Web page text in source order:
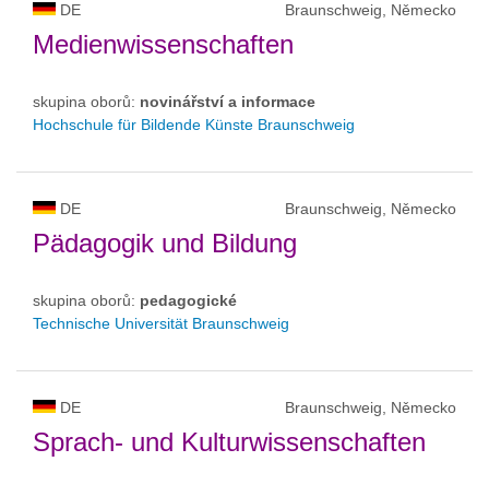
DE Braunschweig, Německo
Medienwissenschaften
skupina oborů: novinářství a informace
Hochschule für Bildende Künste Braunschweig
DE Braunschweig, Německo
Pädagogik und Bildung
skupina oborů: pedagogické
Technische Universität Braunschweig
DE Braunschweig, Německo
Sprach- und Kulturwissenschaften